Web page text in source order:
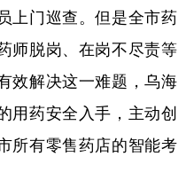
银龄 溯源中国
时尚 悦读
亚太网 上市公司
上门巡查。但是全市药
师脱岗、在岗不尽责等
效解决这一难题，乌海
用药安全入手，主动创
所有零售药店的智能考